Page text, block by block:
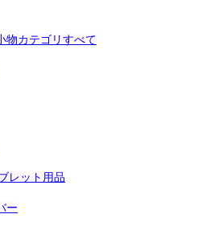
物カテゴリすべて
レット用品
ー